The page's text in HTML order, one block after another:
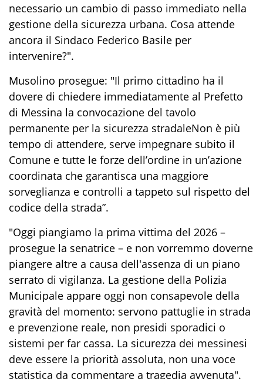
necessario un cambio di passo immediato nella
gestione della sicurezza urbana. Cosa attende
ancora il Sindaco Federico Basile per
intervenire?".
Musolino prosegue: "Il primo cittadino ha il
dovere di chiedere immediatamente al Prefetto
di Messina la convocazione del tavolo
permanente per la sicurezza stradaleNon è più
tempo di attendere, serve impegnare subito il
Comune e tutte le forze dell’ordine in un’azione
coordinata che garantisca una maggiore
sorveglianza e controlli a tappeto sul rispetto del
codice della strada”.
"Oggi piangiamo la prima vittima del 2026 –
prosegue la senatrice – e non vorremmo doverne
piangere altre a causa dell'assenza di un piano
serrato di vigilanza. La gestione della Polizia
Municipale appare oggi non consapevole della
gravità del momento: servono pattuglie in strada
e prevenzione reale, non presidi sporadici o
sistemi per far cassa. La sicurezza dei messinesi
deve essere la priorità assoluta, non una voce
statistica da commentare a tragedia avvenuta".